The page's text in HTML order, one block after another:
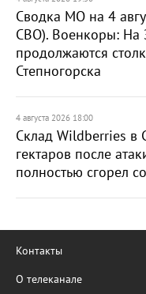
Сводка МО на 4
СВО). Военкоры: На
продолжаются
Степногорска
4 августа 2026 18:00
Склад Wildberries в
гектаров после
полностью сгорел
Контакты
О телеканале